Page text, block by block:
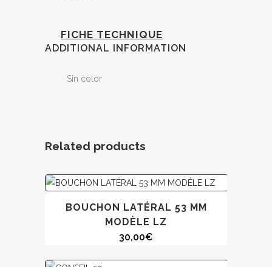
FICHE TECHNIQUE
ADDITIONAL INFORMATION
Sin color
Related products
BOUCHON LATÉRAL 53 MM
MODÈLE LZ
30,00€